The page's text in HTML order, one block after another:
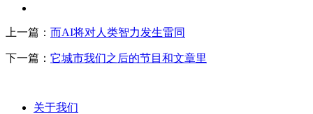
上一篇： 而AI将对人类智力发生雷同
下一篇： 它城市我们之后的节目和文章里
关于我们